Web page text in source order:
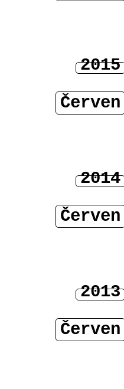
2015
Červen
2014
Červen
2013
Červen